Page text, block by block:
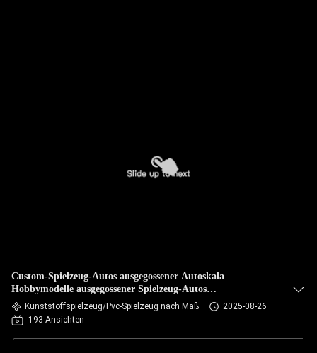
Custom-Spielzeug-Autos ausgegossener Autoskala
Hobbymodelle ausgegossener Spielzeug-Autos
Spielzeugmodell
Kunststoffspielzeug/Pvc-Spielzeug nach Maß
2025-08-26
193 Ansichten